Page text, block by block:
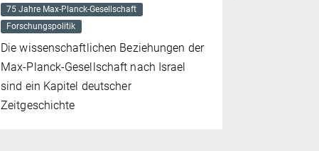
75 Jahre Max-Planck-Gesellschaft
Forschungspolitik
Die wissenschaftlichen Beziehungen der
Max-Planck-Gesellschaft nach Israel
sind ein Kapitel deutscher
Zeitgeschichte